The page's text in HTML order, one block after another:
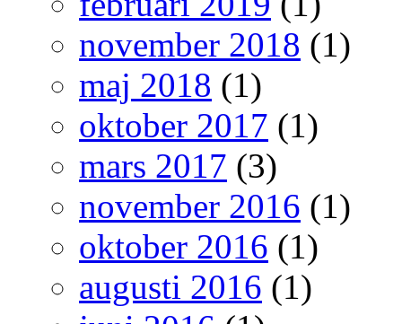
november 2018 (1)
maj 2018 (1)
oktober 2017 (1)
mars 2017 (3)
november 2016 (1)
oktober 2016 (1)
augusti 2016 (1)